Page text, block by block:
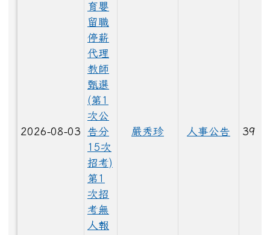
LINE_ALBUM_1150528大頭照_260529_75.jpg
LINE_ALBUM_1150529_260603_32.jpg
LINE_ALBUM_1150529_260603_5.jpg
LINE_ALBUM_1150528大頭照_260529_16.jpg
LINE_ALBUM_1150528大頭照_260529_48.jpg
2026-08-03
育嬰
留職
停薪
代理
教師
甄選
(第1
次公
告分
15次
招考)
第1
次招
考無
人報
嚴秀珍 人事公告 39